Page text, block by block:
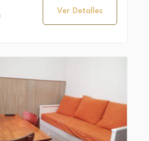
Ver Detalles